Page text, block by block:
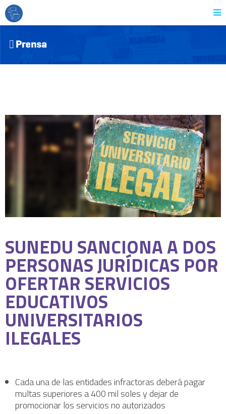
SUNEDU SANCIONA A DOS
PERSONAS JURÍDICAS POR
OFERTAR SERVICIOS
EDUCATIVOS
UNIVERSITARIOS
ILEGALES
Cada una de las entidades infractoras deberá pagar
multas superiores a 400 mil soles y dejar de
promocionar los servicios no autorizados